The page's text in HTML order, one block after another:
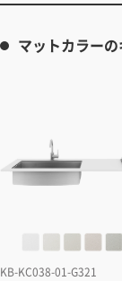
マットカラー
KB-KC038-01-G321